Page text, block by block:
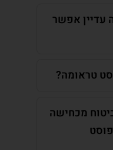
עדיין אפשר
טראומה?
מכחישה